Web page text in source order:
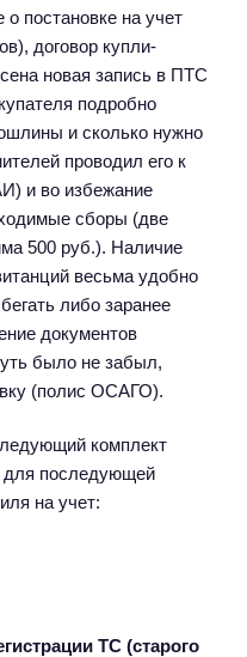
постановке на учет
договор купли-
новая запись в ПТС
подробно
и сколько нужно
проводил его к
и во избежание
сборы (две
500 руб.). Наличие
весьма удобно
либо заранее
документов
было не забыл,
(полис ОСАГО).
комплект
для последующей
на учет:
ТС (старого